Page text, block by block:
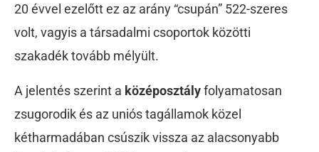
20 évvel ezelőtt ez az arány “csupán” 522-szeres
volt, vagyis a társadalmi csoportok közötti
szakadék tovább mélyült.
A jelentés szerint a középosztályfolyamatosan
zsugorodik és az uniós tagállamok közel
kétharmadában csúszik vissza az alacsonyabb